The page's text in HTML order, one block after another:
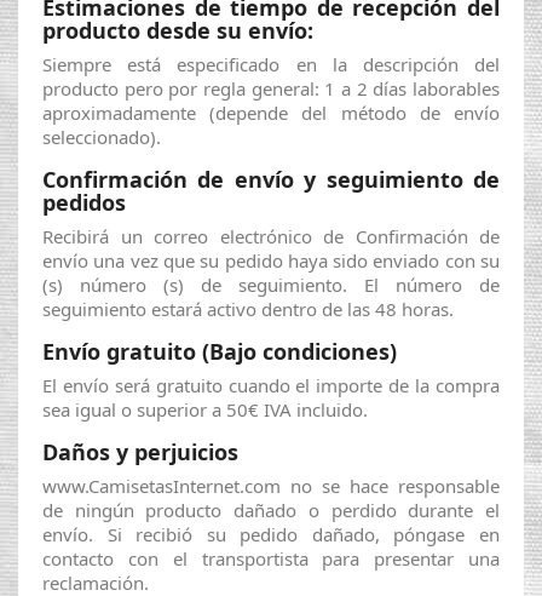
Estimaciones de tiempo de recepción del
producto desde su envío:
Siempre está especificado en la descripción del
producto pero por regla general: 1 a 2 días laborables
aproximadamente (depende del método de envío
seleccionado).
Confirmación de envío y seguimiento de
pedidos
Recibirá un correo electrónico de Confirmación de
envío una vez que su pedido haya sido enviado con su
(s) número (s) de seguimiento. El número de
seguimiento estará activo dentro de las 48 horas.
Envío gratuito (Bajo condiciones)
El envío será gratuito cuando el importe de la compra
sea igual o superior a 50€ IVA incluido.
Daños y perjuicios
www.CamisetasInternet.com no se hace responsable
de ningún producto dañado o perdido durante el
envío. Si recibió su pedido dañado, póngase en
contacto con el transportista para presentar una
reclamación.